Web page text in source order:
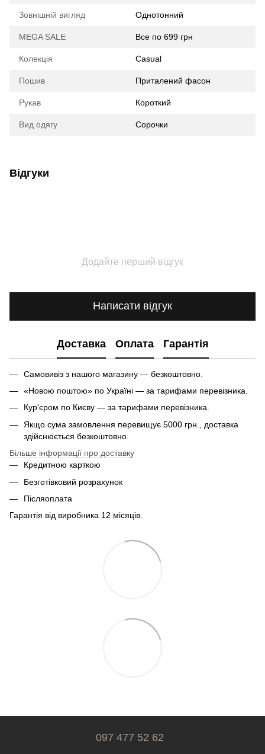
Зовнішній вигляд Однотонний
MEGA SALE Все по 699 грн
Колекція Casual
Пошив Приталений фасон
Рукав Короткий
Вид одягу Сорочки
Відгуки
Додайте перший відгук
Написати відгук
Доставка Оплата Гарантія
Самовивіз з нашого магазину — безкоштовно.
«Новою поштою» по Україні — за тарифами перевізника.
Кур'єром по Києву — за тарифами перевізника.
Якщо сума замовлення перевищує 5000 грн., доставка
здійснюється безкоштовно.
Більше інформації про доставку
Кредитною карткою
Безготівковий розрахунок
Післяоплата
Гарантія від виробника 12 місяців.
097 477 52 62